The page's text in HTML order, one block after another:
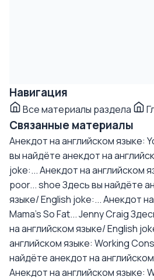
Навигация
Все материалы раздела
Связанные материалы
Анекдот на английском языке:
вы найдёте анекдот на
joke:...Анекдот на английском
poor... shoeЗдесь вы найдёте
языке/ English joke:...Анекдот
Mama's So Fat... Jenny Craig
на английском языке/ English
английском языке: Working
найдёте анекдот на
Анекдот на английском языке: